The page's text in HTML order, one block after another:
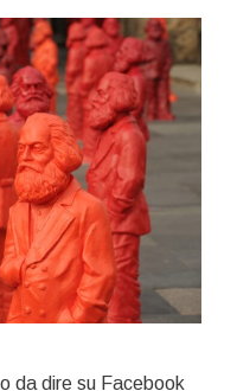
da dire su Facebook